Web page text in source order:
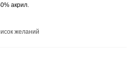
акрил.
желаний